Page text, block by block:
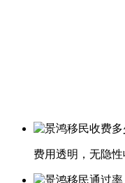
费用透明，无隐